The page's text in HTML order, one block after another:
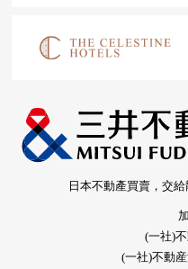
日本不動產買賣，交
(一社)
(一社)不動